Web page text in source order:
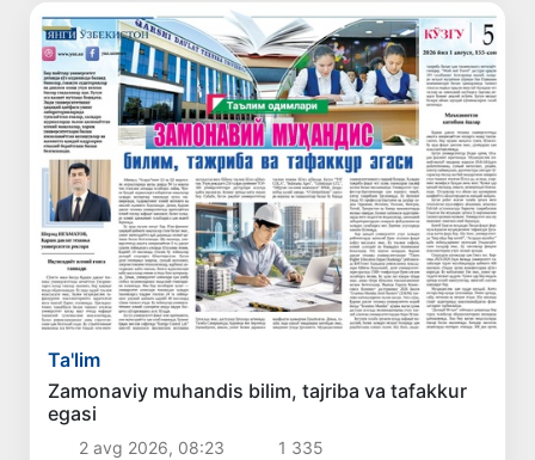
Ta'lim
Zamonaviy muhandis bilim, tajriba va tafakkur
egasi
2 avg 2026, 08:23 1 335